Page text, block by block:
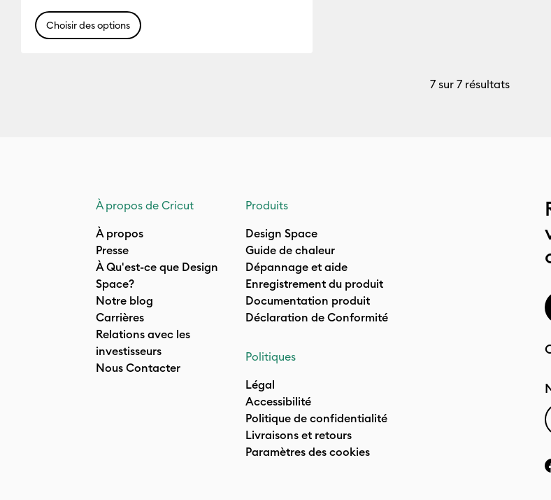
Choisir des options
7sur 7 résultats
À propos de Cricut
À propos
Presse
À Qu'est-ce que Design
Space?
Notre blog
Carrières
Relations avec les
investisseurs
Nous Contacter
Produits
Design Space
Guide de chaleur
Dépannage et aide
Enregistrement du produit
Documentation produit
Déclaration de Conformité
Politiques
Légal
Accessibilité
Politique de confidentialité
Livraisons et retours
Paramètres des cookies